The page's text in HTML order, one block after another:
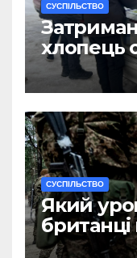
CУСПІЛЬСТВО
хлопець
Євро за
CУСПІЛЬСТВО
Який
британці